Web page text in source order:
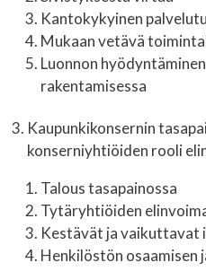
Kantokykyinen
Mukaan vetävä
Luonnon
rakentamisessa
Kaupunkikonsernin
konserniyhtiöiden rooli
Talous tasapainossa
Tytäryhtiöiden
Kestävät ja vaikuttavat
Henkilöstön osaamisen